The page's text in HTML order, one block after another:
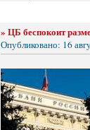
» ЦБ беспокоит
Опубликовано: 16